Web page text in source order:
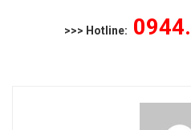
>>> Hotline: